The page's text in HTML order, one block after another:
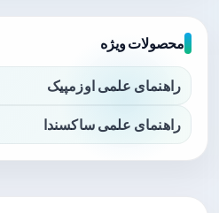
محصولات ویژه
راهنمای علمی اوزمپیک
راهنمای علمی ساکسندا